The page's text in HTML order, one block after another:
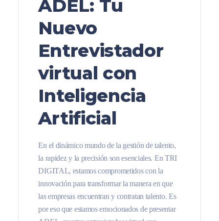
ADEL: Tu
Nuevo
Entrevistador
virtual con
Inteligencia
Artificial
En el dinámico mundo de la gestión de talento,
la rapidez y la precisión son esenciales. En TRI
DIGITAL, estamos comprometidos con la
innovación para transformar la manera en que
las empresas encuentran y contratan talento. Es
por eso que estamos emocionados de presentar